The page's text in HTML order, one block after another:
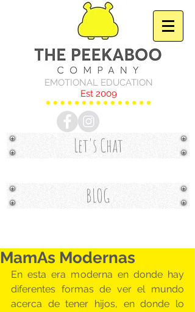
EMOTIONAL EDUCATION
Est 2009
Let's Chat
BLOG
MamAs Modernas
En esta era moderna en donde hay
diferentes formas de ver el mundo
acerca de tener hijos, en donde lo